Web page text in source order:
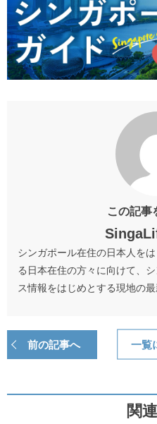
この記事
シンガポール在住の日本人を
る日本在住の方々に向けて、
ス情報をはじめとする現地の
前の記事へ 一覧
関